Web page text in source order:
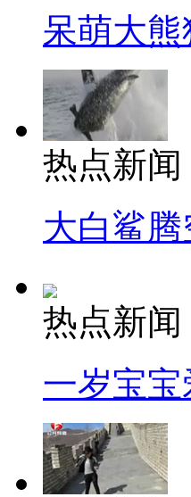
呆萌大
热点新闻
大白鲨
热点新闻
一岁宝